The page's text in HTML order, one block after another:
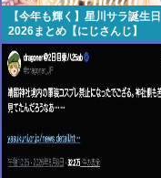
【今年も輝く】星川サラ誕生日
2026まとめ【にじさんじ】